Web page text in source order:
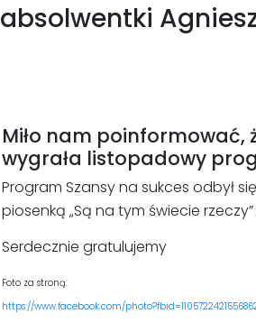
Miło nam poinformować,
wygrała listopadowy
Program Szansy na sukces odbył
piosenką „Są na tym świecie
Serdecznie gratulujemy
Foto za stroną:
https://www.facebook.com/